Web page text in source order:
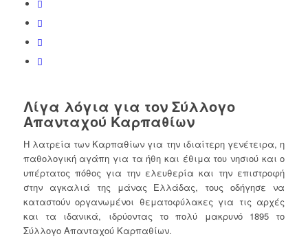
Λίγα λόγια για τον Σύλλογο
Απανταχού Καρπαθίων
Η λατρεία των Καρπαθίων για την ιδιαίτερη γενέτειρα, η
παθολογική αγάπη για τα ήθη και έθιμα του νησιού και ο
υπέρτατος πόθος για την ελευθερία και την επιστροφή
στην αγκαλιά της μάνας Ελλάδας, τους οδήγησε να
καταστούν οργανωμένοι θεματοφύλακες για τις αρχές
και τα ιδανικά, ιδρύοντας το πολύ μακρυνό 1895 το
Σύλλογο Απανταχού Καρπαθίων.